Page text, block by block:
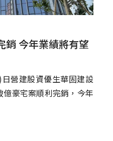
銷 今年業績將有望
營建股資優生華固建設
億豪宅案順利完銷，今年